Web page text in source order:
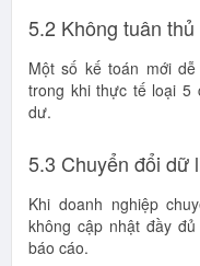
5.2 Không tuân
Một số kế toán mới
trong khi thực tế loại 5
dư.
5.3 Chuyển đổi dữ
Khi doanh nghiệp
không cập nhật đầy
báo cáo.